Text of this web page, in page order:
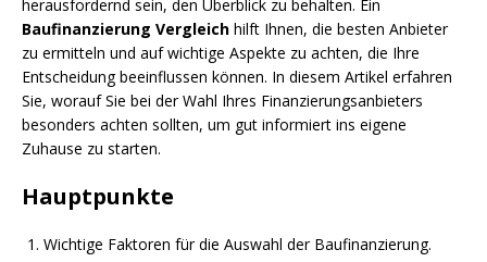
herausfordernd sein, den Überblick zu behalten. Ein
Baufinanzierung Vergleich hilft Ihnen, die besten Anbieter
zu ermitteln und auf wichtige Aspekte zu achten, die Ihre
Entscheidung beeinflussen können. In diesem Artikel erfahren
Sie, worauf Sie bei der Wahl Ihres Finanzierungsanbieters
besonders achten sollten, um gut informiert ins eigene
Zuhause zu starten.
Hauptpunkte
Wichtige Faktoren für die Auswahl der Baufinanzierung.